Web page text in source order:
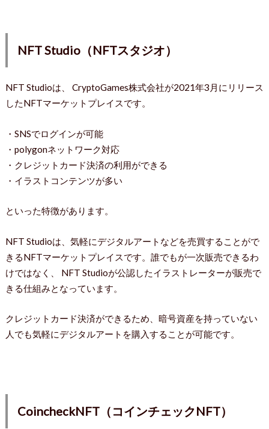
NFT Studio（NFTスタジオ）
NFT Studioは、 CryptoGames株式会社が2021年3月にリリース
したNFTマーケットプレイスです。
・SNSでログインが可能
・polygonネットワーク対応
・クレジットカード決済の利用ができる
・イラストコンテンツが多い
といった特徴があります。
NFT Studioは、気軽にデジタルアートなどを売買することがで
きるNFTマーケットプレイスです。誰でもが一次販売できるわ
けではなく、 NFT Studioが公認したイラストレーターが販売で
きる仕組みとなっています。
クレジットカード決済ができるため、暗号資産を持っていない
人でも気軽にデジタルアートを購入することが可能です。
CoincheckNFT（コインチェックNFT）